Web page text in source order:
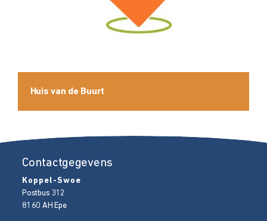
Huis van de Buurt
Contactgegevens
Koppel-Swoe
Postbus 312
8160 AH Epe